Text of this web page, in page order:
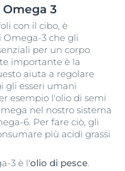
3
con il cibo, è
Omega-3 che gli
per un corpo
importante è la
aiuta a regolare
gli esseri umani
esempio l'olio di semi
nel nostro sistema
6. Per fare ciò, gli
più acidi grassi
3 è l'olio di pesce.